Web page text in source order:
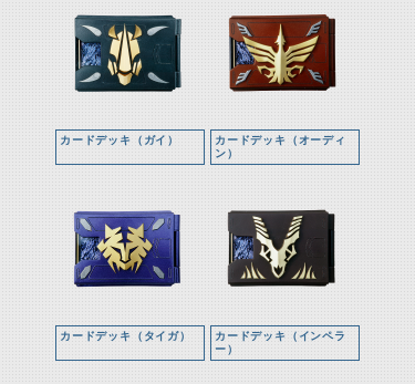
カードデッキ（ガイ）
カードデッキ（オーディ
ン）
カードデッキ（タイガ）
カードデッキ（インペラ
ー）